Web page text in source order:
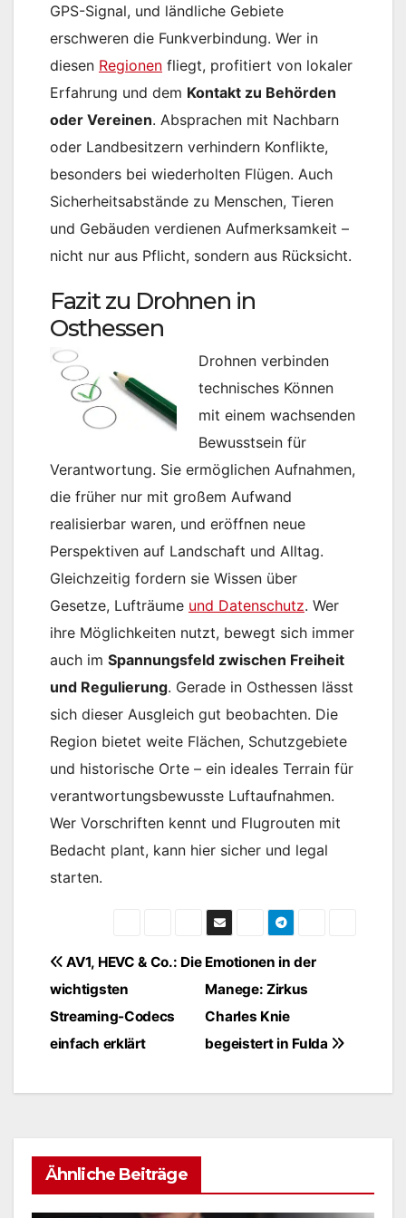
GPS-Signal, und ländliche Gebiete
erschweren die Funkverbindung. Wer in
diesen Regionen fliegt, profitiert von lokaler
Erfahrung und dem Kontakt zu Behörden
oder Vereinen. Absprachen mit Nachbarn
oder Landbesitzern verhindern Konflikte,
besonders bei wiederholten Flügen. Auch
Sicherheitsabstände zu Menschen, Tieren
und Gebäuden verdienen Aufmerksamkeit –
nicht nur aus Pflicht, sondern aus Rücksicht.
Fazit zu Drohnen in
Osthessen
Drohnen verbinden
technisches Können
mit einem wachsenden
Bewusstsein für
Verantwortung. Sie ermöglichen Aufnahmen,
die früher nur mit großem Aufwand
realisierbar waren, und eröffnen neue
Perspektiven auf Landschaft und Alltag.
Gleichzeitig fordern sie Wissen über
Gesetze, Lufträume und Datenschutz. Wer
ihre Möglichkeiten nutzt, bewegt sich immer
auch im Spannungsfeld zwischen Freiheit
und Regulierung. Gerade in Osthessen lässt
sich dieser Ausgleich gut beobachten. Die
Region bietet weite Flächen, Schutzgebiete
und historische Orte – ein ideales Terrain für
verantwortungsbewusste Luftaufnahmen.
Wer Vorschriften kennt und Flugrouten mit
Bedacht plant, kann hier sicher und legal
starten.
Beitragsnavigation
Emotionen in der
Manege: Zirkus
Charles Knie
begeistert in Fulda
AV1, HEVC & Co.: Die
wichtigsten
Streaming-Codecs
einfach erklärt
Ähnliche Beiträge